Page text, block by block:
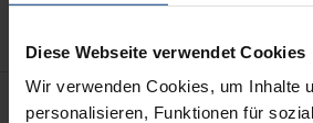
Diese Webseite verwendet Cookies
Wir verwenden Cookies, um Inhalte
personalisieren, Funktionen für
Beschreibung